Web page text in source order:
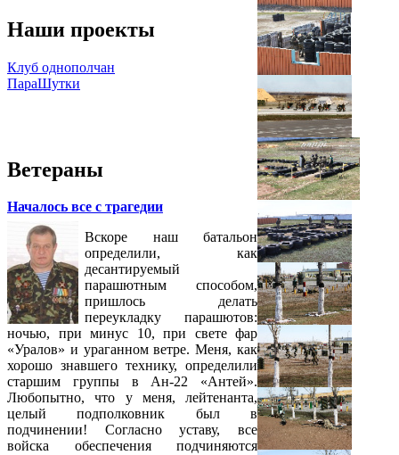
Наши проекты
Клуб однополчан
ПараШутки
Ветераны
Началось все с трагедии
Вскоре наш батальон
определили, как
десантируемый
парашютным способом,
пришлось делать
переукладку парашютов:
ночью, при минус 10, при свете фар
«Уралов» и ураганном ветре. Меня, как
хорошо знавшего технику, определили
старшим группы в Ан-22 «Антей».
Любопытно, что у меня, лейтенанта,
целый подполковник был в
подчинении! Согласно уставу, все
войска обеспечения подчиняются